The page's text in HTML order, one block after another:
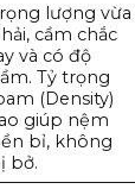
lượng vừa
cầm chắc
và có độ
Tỷ trọng
(Density)
giúp nệm
bỉ, không
bở.